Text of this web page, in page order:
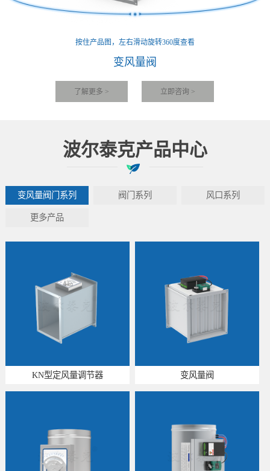
按住产品图，左右滑动旋转360度查看
变风量阀
了解更多 > 立即咨询 >
波尔泰克产品中心
变风量阀门系列 阀门系列 风口系列
更多产品
KN型定风量调节器 变风量阀